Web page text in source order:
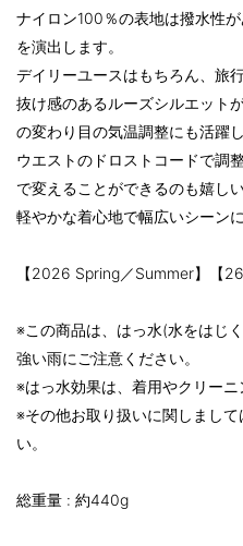
ナイロン100％の表地は撥水性
を演出します。
デイリーユースはもちろん、旅
抜け感のあるルーズシルエット
の変わり目の気温調整にも活躍し
ウエストのドロストコードで調
で変えることができるのも嬉しい
軽やかな着心地で幅広いシーン
【2026 Spring／Summer】【
※この商品は、はっ水(水をはじ
強い雨にご注意ください。
※はっ水効果は、着用やクリーニ
※その他お取り扱いに関しまし
い。
総重量 : 約440g